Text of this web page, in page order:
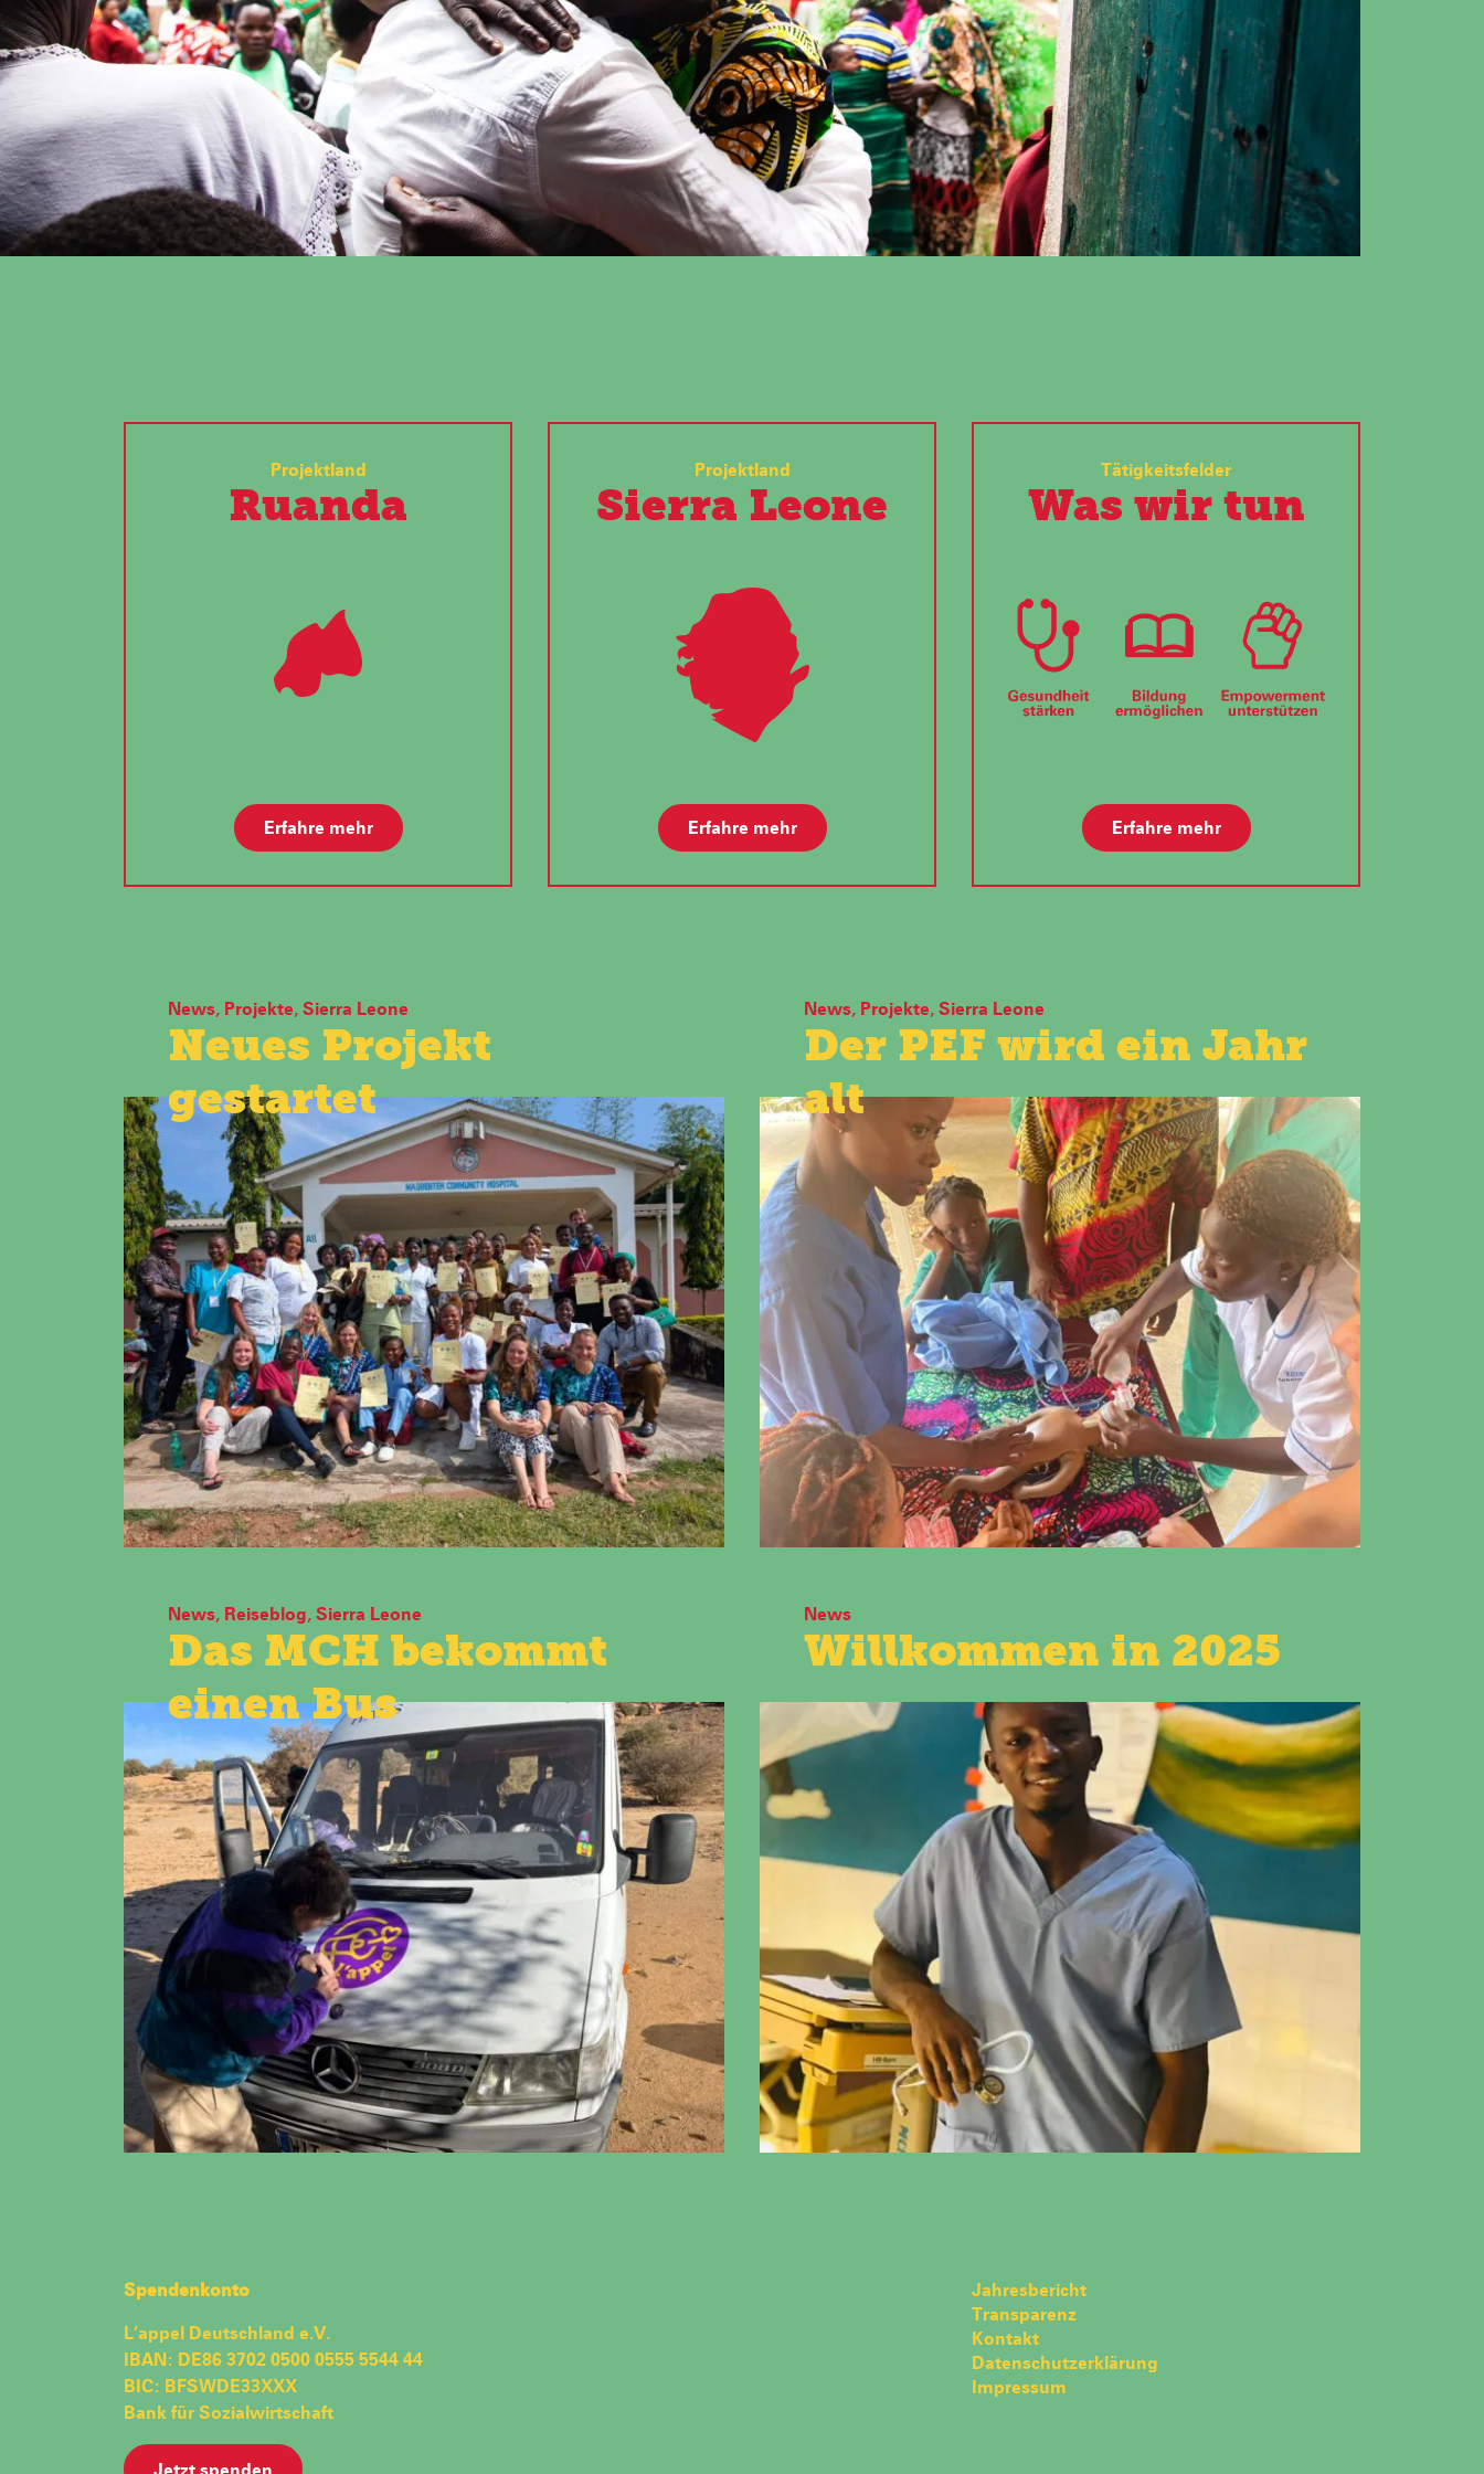
Projektland
Ruanda
Erfahre mehr
Projektland
Sierra Leone
Erfahre mehr
Tätigkeitsfelder
Was wir tun
Erfahre mehr
News, Projekte, Sierra Leone
Neues Projekt
gestartet
News, Projekte, Sierra Leone
Der PEF wird ein Jahr
alt
News, Reiseblog, Sierra Leone
Das MCH bekommt
einen Bus
News
Willkommen in 2025
Spendenkonto
L’appel Deutschland e.V.
IBAN: DE86 3702 0500 0555 5544 44
BIC: BFSWDE33XXX
Bank für Sozialwirtschaft
Jetzt spenden
Jahresbericht
Transparenz
Kontakt
Datenschutzerklärung
Impressum